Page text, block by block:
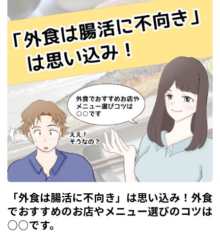
「外食は腸活に不向き」は思い込み！外食
でおすすめのお店やメニュー選びのコツは
○○です。